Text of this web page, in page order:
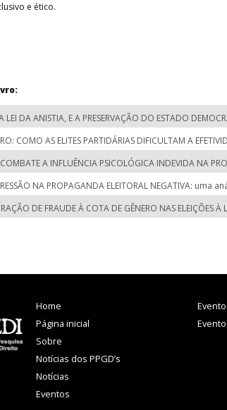
e ético.
DA ANISTIA, E A PRESERVAÇÃO DO ESTADO
COMO AS ELITES PARTIDÁRIAS DIFICULTAM A
A INFLUÊNCIA PSICOLÓGICA INDEVIDA NA
NA PROPAGANDA ELEITORAL NEGATIVA:
DE FRAUDE À COTA DE GÊNERO NAS ELEIÇÕES
Home
Página inicial
Sobre
Notícias dos PPGD’s
Notícias
Eventos